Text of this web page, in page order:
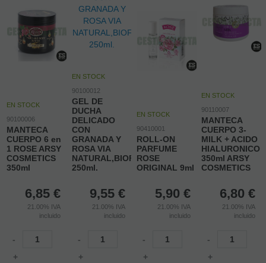
EN STOCK
90100006
MANTECA
CUERPO 6 en
1 ROSE ARSY
COSMETICS
350ml
6,85 €
21.00% IVA
incluido
-
+
EN STOCK
90100012
GEL DE
DUCHA
DELICADO
CON
GRANADA Y
ROSA VIA
NATURAL,BIOFRESH
250ml.
9,55 €
21.00% IVA
incluido
-
+
EN STOCK
90410001
ROLL-ON
PARFUME
ROSE
ORIGINAL 9ml
5,90 €
21.00% IVA
incluido
-
+
EN STOCK
90110007
MANTECA
CUERPO 3-
MILK + ACIDO
HIALURONICO
350ml ARSY
COSMETICS
6,80 €
21.00% IVA
incluido
-
+